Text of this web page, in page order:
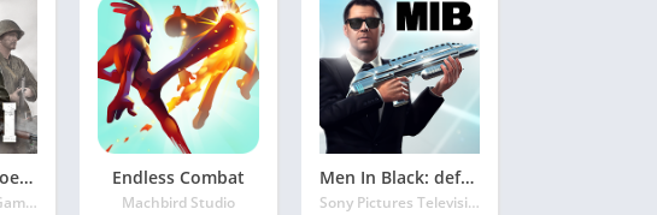
World War Heroes: FPS Bélico
Azur Interactive Games Limited
Endless Combat
Machbird Studio
Men In Black: defensores galácticos
Sony Pictures Television